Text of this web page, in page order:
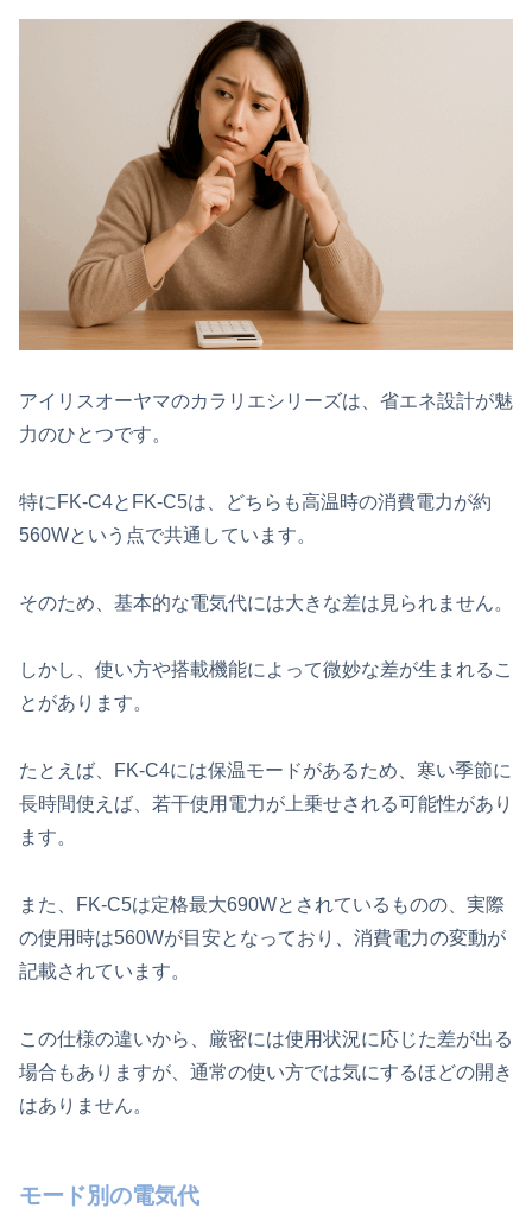
アイリスオーヤマのカラリエシリーズは、省エネ設計が魅
力のひとつです。
特にFK‑C4とFK‑C5は、どちらも高温時の消費電力が約
560Wという点で共通しています。
そのため、基本的な電気代には大きな差は見られません。
しかし、使い方や搭載機能によって微妙な差が生まれるこ
とがあります。
たとえば、FK‑C4には保温モードがあるため、寒い季節に
長時間使えば、若干使用電力が上乗せされる可能性があり
ます。
また、FK‑C5は定格最大690Wとされているものの、実際
の使用時は560Wが目安となっており、消費電力の変動が
記載されています。
この仕様の違いから、厳密には使用状況に応じた差が出る
場合もありますが、通常の使い方では気にするほどの開き
はありません。
モード別の電気代